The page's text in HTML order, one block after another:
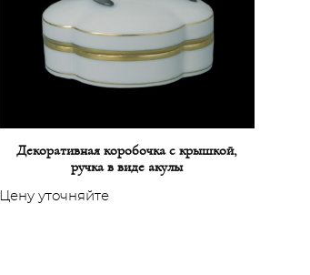
Декоративная коробочка с крышкой,
ручка в виде акулы
Цену уточняйте